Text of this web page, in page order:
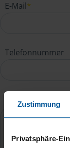
Zustimmung
Privatsphäre-
E-Mail*
Telefonnummer
Ihre Nachricht an